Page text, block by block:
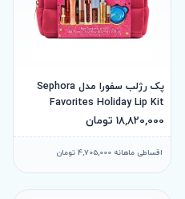
پک رژلب سفورا مدل Sephora
Favorites Holiday Lip Kit
18,820,000 تومان
اقساطی ماهانه 4,705,000 تومان